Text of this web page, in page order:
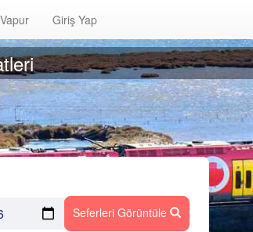
Giriş Yap
Seferleri Görüntüle